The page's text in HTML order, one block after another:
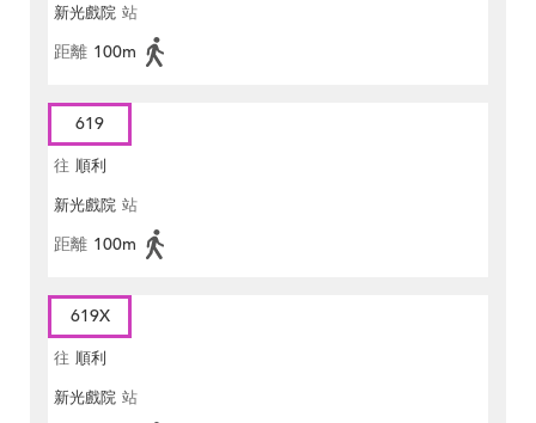
新光戲院 站
距離 100m
619
往 順利
新光戲院 站
距離 100m
619X
往 順利
新光戲院 站